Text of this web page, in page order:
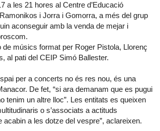
a les 21 hores al Centre d’Educació
i Jorra i Gomorra, a més del grup
aconseguir amb la venda de mejar i
músics format per Roger Pistola, Llorenç
al pati del CEIP Simó Ballester.
per a concerts no és res nou, és una
De fet, “si ara demanam que es pugui
tenim un altre lloc”. Les entitats es queixen
o s’associats a actituds
a les dotze del vespre”, aclareixen.